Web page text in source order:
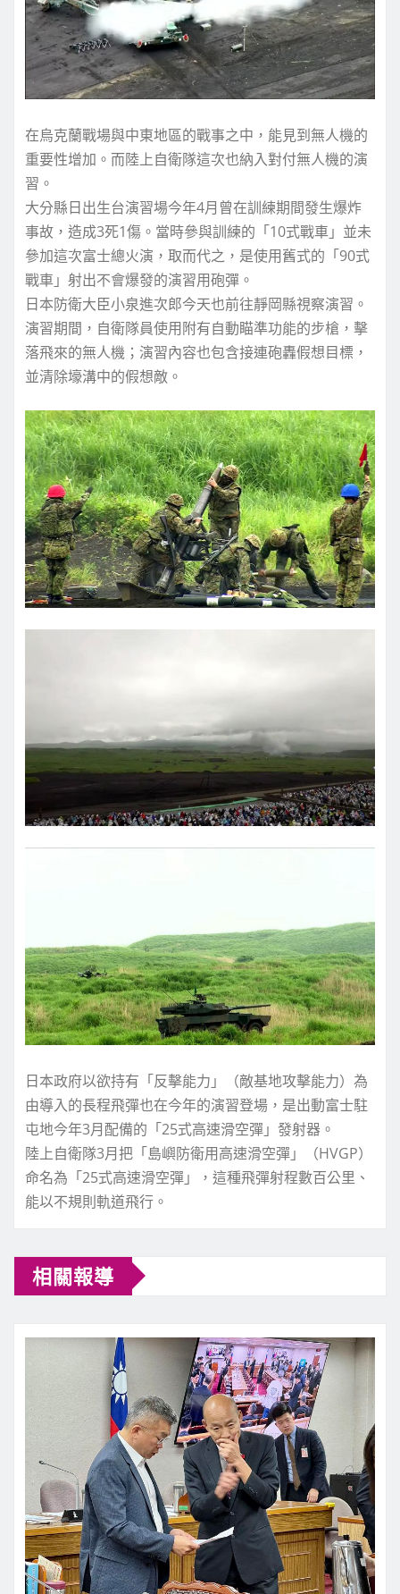
在烏克蘭戰場與中東地區的戰事之中，能見到無人機的
重要性增加。而陸上自衛隊這次也納入對付無人機的演
習。
大分縣日出生台演習場今年4月曾在訓練期間發生爆炸
事故，造成3死1傷。當時參與訓練的「10式戰車」並未
參加這次富士總火演，取而代之，是使用舊式的「90式
戰車」射出不會爆發的演習用砲彈。
日本防衛大臣小泉進次郎今天也前往靜岡縣視察演習。
演習期間，自衛隊員使用附有自動瞄準功能的步槍，擊
落飛來的無人機；演習內容也包含接連砲轟假想目標，
並清除壕溝中的假想敵。
日本政府以欲持有「反擊能力」（敵基地攻擊能力）為
由導入的長程飛彈也在今年的演習登場，是出動富士駐
屯地今年3月配備的「25式高速滑空彈」發射器。
陸上自衛隊3月把「島嶼防衛用高速滑空彈」（HVGP）
命名為「25式高速滑空彈」，這種飛彈射程數百公里、
能以不規則軌道飛行。
相關報導